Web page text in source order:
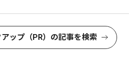
ップ（PR）の記事を検索